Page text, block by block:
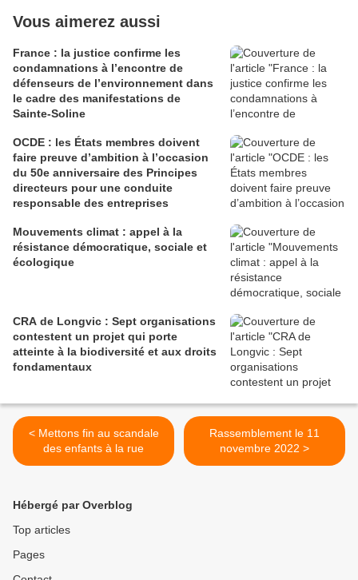
Vous aimerez aussi
France : la justice confirme les
condamnations à l’encontre de
défenseurs de l’environnement dans
le cadre des manifestations de
Sainte-Soline
OCDE : les États membres doivent
faire preuve d’ambition à l’occasion
du 50e anniversaire des Principes
directeurs pour une conduite
responsable des entreprises
Mouvements climat : appel à la
résistance démocratique, sociale et
écologique
CRA de Longvic : Sept organisations
contestent un projet qui porte
atteinte à la biodiversité et aux droits
fondamentaux
< Mettons fin au scandale
des enfants à la rue
Rassemblement le 11
novembre 2022 >
Hébergé par Overblog
Top articles
Pages